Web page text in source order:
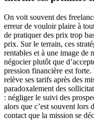
On voit souvent des
erreur de vouloir plaire à
de pratiquer des prix trop
prix. Sur le terrain, ces
rentables et à une image de
négocier plutôt que
pression financière est
relève ses tarifs après des
paradoxalement des
: négliger le suivi des
alors que c’est souvent lors
contact que la mission se